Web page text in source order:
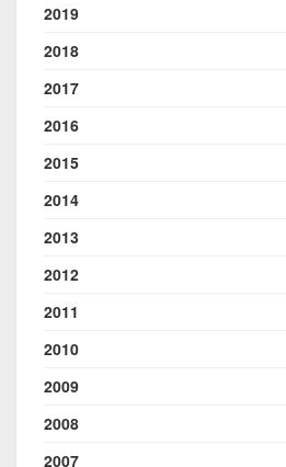
2019
2018
2017
2016
2015
2014
2013
2012
2011
2010
2009
2008
2007